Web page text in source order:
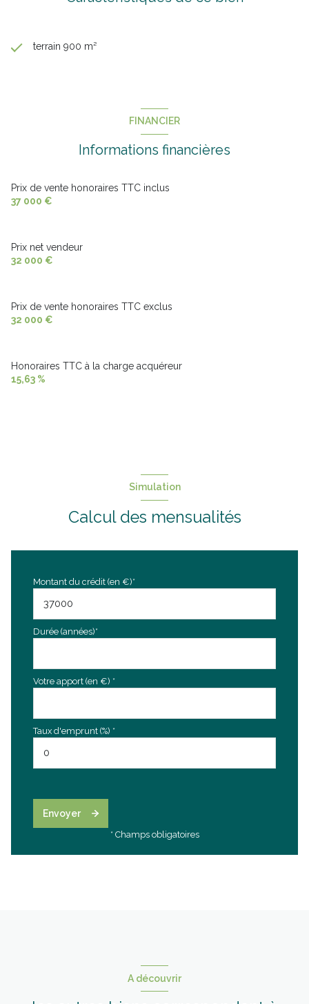
terrain 900 m²
FINANCIER
Informations financières
Prix de vente honoraires TTC inclus
37 000 €
Prix net vendeur
32 000 €
Prix de vente honoraires TTC exclus
32 000 €
Honoraires TTC à la charge acquéreur
15,63 %
Simulation
Calcul des mensualités
Montant du crédit (en €)*
Durée (années)*
Votre apport (en €) *
Taux d'emprunt (%) *
Envoyer
* Champs obligatoires
A découvrir